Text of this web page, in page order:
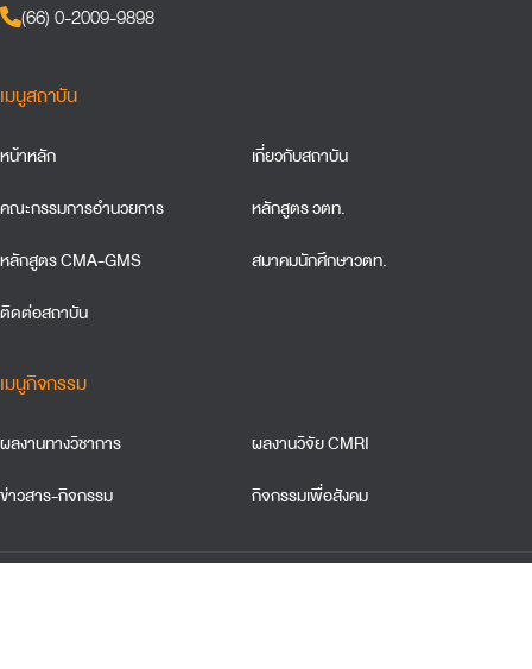
(66) 0-2009-9898
เมนูสถาบัน
หน้าหลัก
เกี่ยวกับสถาบัน
คณะกรรมการอำนวยการ
หลักสูตร วตท.
หลักสูตร CMA-GMS
สมาคมนักศึกษาวตท.
ติดต่อสถาบัน
เมนูกิจกรรม
ผลงานทางวิชาการ
ผลงานวิจัย CMRI
ข่าวสาร-กิจกรรม
กิจกรรมเพื่อสังคม